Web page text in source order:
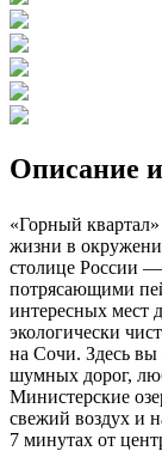
Описание
«Горный
жизни в
столице России —
потрясающими
интересных мест
экологически
на Сочи. Здесь вы
шумных дорог,
Министерские
свежий воздух и
7 минутах от